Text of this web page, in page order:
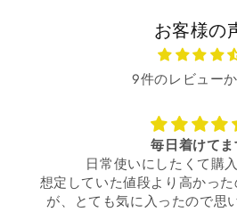
お客様の
9件のレビュー
毎日着けて
日常使いにしたくて購
想定していた値段より高かっ
が、とても気に入ったので思